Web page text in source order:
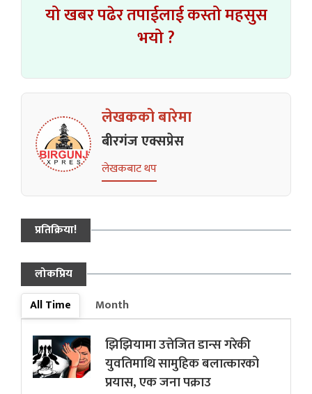
यो खबर पढेर तपाईलाई कस्तो महसुस
भयो ?
लेखकको बारेमा
बीरगंज एक्सप्रेस
लेखकबाट थप
प्रतिक्रिया!
लोकप्रिय
All Time
Month
झिझियामा उत्तेजित डान्स गरेकी
युवतिमाथि सामुहिक बलात्कारको
प्रयास, एक जना पक्राउ